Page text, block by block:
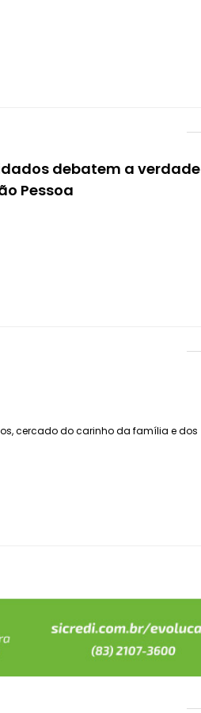
debatem a verdade
Pessoa
cercado do carinho da família e dos